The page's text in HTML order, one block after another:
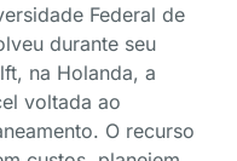
Federal de
durante seu
na Holanda, a
voltada ao
O recurso